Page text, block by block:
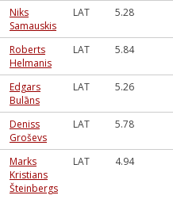
Niks
Samauskis
LAT 5.28
Roberts
Helmanis
LAT 5.84
Edgars
Bulāns
LAT 5.26
Deniss
Groševs
LAT 5.78
Marks
Kristians
Šteinbergs
LAT 4.94